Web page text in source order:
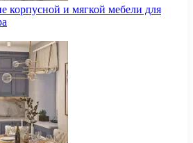
корпусной и мягкой мебели для